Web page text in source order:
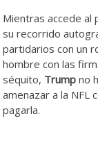
Mientras accede al
su recorrido
partidarios con un
hombre con las
séquito, Trump no
amenazar a la NFL
pagarla.